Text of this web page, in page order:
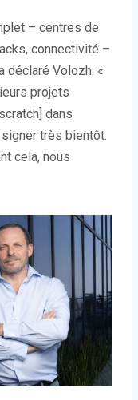
– centres de
connectivité –
déclaré Volozh. «
projets
dans
très bientôt.
cela, nous